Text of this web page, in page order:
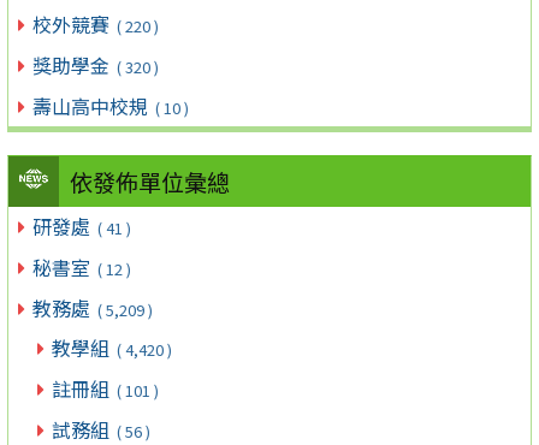
校外競賽 ( 220 )
獎助學金 ( 320 )
壽山高中校規 ( 10 )
依發佈單位彙總
研發處 ( 41 )
秘書室 ( 12 )
教務處 ( 5,209 )
教學組 ( 4,420 )
註冊組 ( 101 )
試務組 ( 56 )